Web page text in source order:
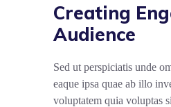
Creating
Audience
Sed ut perspiciatis unde
eaque ipsa quae ab illo
voluptatem quia voluptas